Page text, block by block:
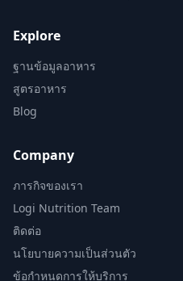
Explore
ฐานข้อมูลอาหาร
สูตรอาหาร
Blog
Company
ภารกิจของเรา
Logi Nutrition Team
ติดต่อ
นโยบายความเป็นส่วนตัว
ข้อกำหนดการให้บริการ